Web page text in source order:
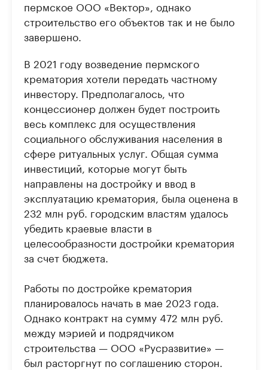
пермское ООО «Вектор», однако
строительство его объектов так и не было
завершено.
В 2021 году возведение пермского
крематория хотели передать частному
инвестору. Предполагалось, что
концессионер должен будет построить
весь комплекс для осуществления
социального обслуживания населения в
сфере ритуальных услуг. Общая сумма
инвестиций, которые могут быть
направлены на достройку и ввод в
эксплуатацию крематория, была оценена в
232 млн руб. городским властям удалось
убедить краевые власти в
целесообразности достройки крематория
за счет бюджета.
Работы по достройке крематория
планировалось начать в мае 2023 года.
Однако контракт на сумму 472 млн руб.
между мэрией и подрядчиком
строительства — ООО «Русразвитие» —
был расторгнут по соглашению сторон.